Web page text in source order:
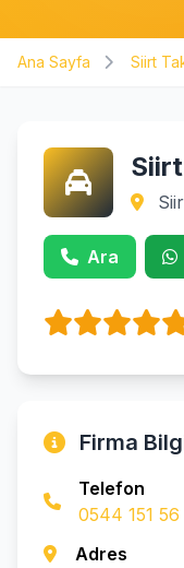
Ana Sayfa Siirt
Ara
Firma
Telefon
0544 151 56
Adres